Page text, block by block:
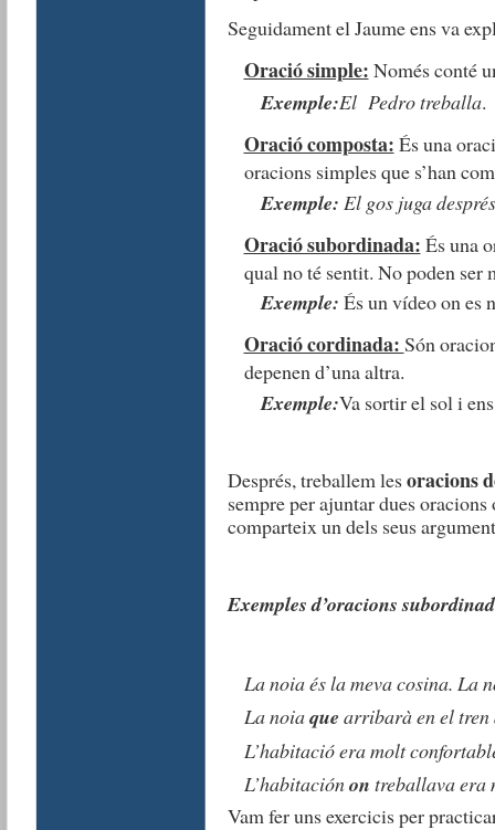
Seguidament el Jaume ens va
Oració simple: Només conté
Exemple:El Pedro treballa.
Oració composta: És una
oracions simples que s’han
Exemple: El gos juga
Oració subordinada: És una
qual no té sentit. No poden ser
Exemple: És un vídeo on es
Oració cordinada: Són
depenen d’una altra.
Exemple:Va sortir el sol i
Després, treballem lesoracions
sempre per ajuntar dues
comparteix un dels seus
Exemples d’oracions
La noia és la meva cosina. La
La noiaque arribarà en el tren
L’habitació era molt
L’habitaciónon treballava era
Vam fer uns exercicis per